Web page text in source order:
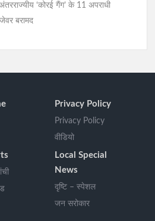
‘कोरई गैंग’ के 11 अपराधी
बरामद
Privacy Policy
Privacy Policy
वीडियो
Local Special
News
दृष्टि – स्पेशल
जन सरोकार